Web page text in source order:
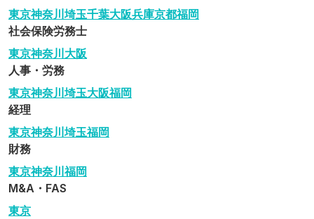
東京神奈川 埼玉千葉大阪兵庫京都福岡
社会保険労務士
東京神奈川 大阪
人事・労務
東京神奈川 埼玉大阪福岡
経理
東京神奈川 埼玉福岡
財務
東京神奈川福岡
M&A・FAS
東京